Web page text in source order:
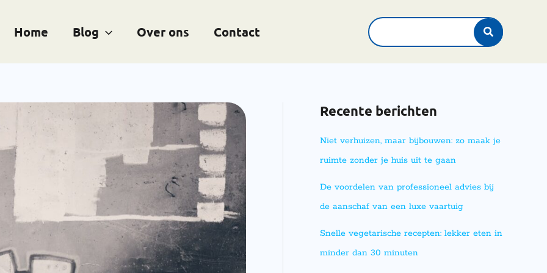
Home Blog Over ons Contact
Search
for:
Recente berichten
Niet verhuizen, maar bijbouwen: zo maak je
ruimte zonder je huis uit te gaan
De voordelen van professioneel advies bij
de aanschaf van een luxe vaartuig
Snelle vegetarische recepten: lekker eten in
minder dan 30 minuten